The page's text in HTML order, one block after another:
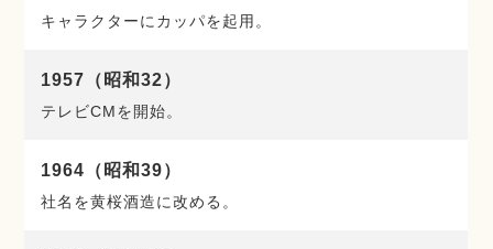
キャラクターにカッパを起用。
1957（昭和32）
テレビCMを開始。
1964（昭和39）
社名を黄桜酒造に改める。